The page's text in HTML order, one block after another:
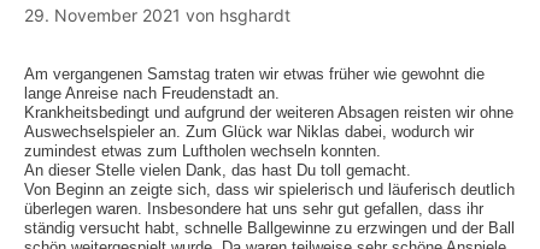
29. November 2021 von hsghardt
Am vergangenen Samstag traten wir etwas früher wie gewohnt die
lange Anreise nach Freudenstadt an.
Krankheitsbedingt und aufgrund der weiteren Absagen reisten wir ohne
Auswechselspieler an. Zum Glück war Niklas dabei, wodurch wir
zumindest etwas zum Luftholen wechseln konnten.
An dieser Stelle vielen Dank, das hast Du toll gemacht.
Von Beginn an zeigte sich, dass wir spielerisch und läuferisch deutlich
überlegen waren. Insbesondere hat uns sehr gut gefallen, dass ihr
ständig versucht habt, schnelle Ballgewinne zu erzwingen und der Ball